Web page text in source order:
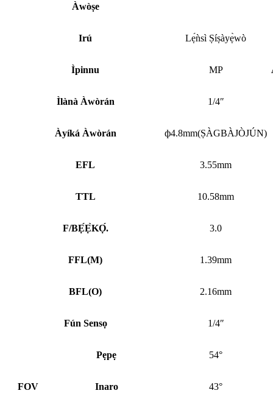
Àwòṣe
Irú Lẹ́ǹsì Ṣíṣàyẹ̀wò
Ìpinnu MP
Ìlànà Àwòrán 1/4″
Àyíká Àwòrán ф4.8mm(ṢÀGBÀJÒJÚN)
EFL 3.55mm
TTL 10.58mm
F/BẸ́Ẹ̀KỌ́. 3.0
FFL(M) 1.39mm
BFL(O) 2.16mm
Fún Sensọ 1/4″
FOV
Pẹpẹ 54°
Inaro 43°